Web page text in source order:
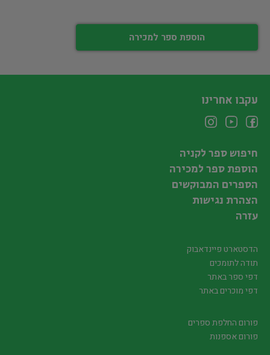
הוספת ספר למכירה
עקבו אחרינו
חיפוש ספר לקניה
הוספת ספר למכירה
הספרים המבוקשים
הצהרת נגישות
עזרה
הדסטארט פיינדאבוק
תודה לתומכים
דפי ספר באתר
דפי מוכרים באתר
פורום החלפת ספרים
פורום אספנות